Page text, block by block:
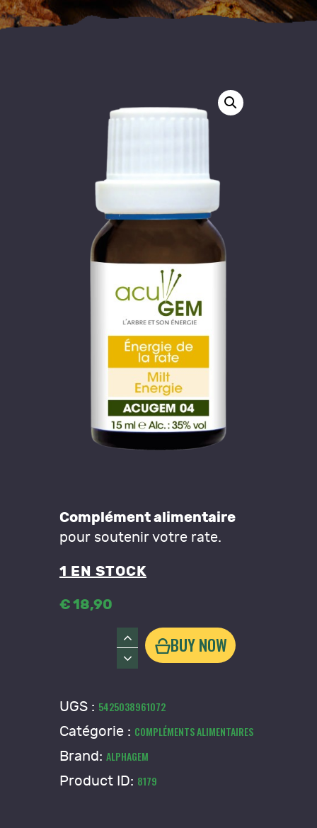
Complément alimentaire
pour soutenir votre rate.
1 EN STOCK
€18,90
Alphagem
BUY NOW
UGS : 5425038961072
Catégorie : COMPLÉMENTS ALIMENTAIRES
Brand: ALPHAGEM
Product ID: 8179